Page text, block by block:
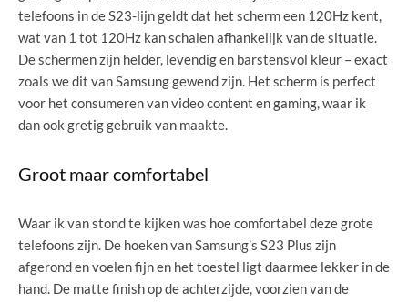
telefoons in de S23-lijn geldt dat het scherm een 120Hz kent,
wat van 1 tot 120Hz kan schalen afhankelijk van de situatie.
De schermen zijn helder, levendig en barstensvol kleur – exact
zoals we dit van Samsung gewend zijn. Het scherm is perfect
voor het consumeren van video content en gaming, waar ik
dan ook gretig gebruik van maakte.
Groot maar comfortabel
Waar ik van stond te kijken was hoe comfortabel deze grote
telefoons zijn. De hoeken van Samsung’s S23 Plus zijn
afgerond en voelen fijn en het toestel ligt daarmee lekker in de
hand. De matte finish op de achterzijde, voorzien van de